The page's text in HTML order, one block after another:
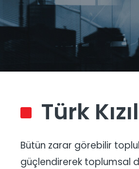
Türk
Bütün zarar görebilir
güçlendirerek toplumsal